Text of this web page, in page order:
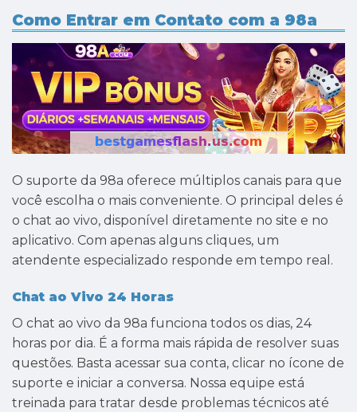
Como Entrar em Contato com a 98a
O suporte da 98a oferece múltiplos canais para que
você escolha o mais conveniente. O principal deles é
o chat ao vivo, disponível diretamente no site e no
aplicativo. Com apenas alguns cliques, um
atendente especializado responde em tempo real.
Chat ao Vivo 24 Horas
O chat ao vivo da 98a funciona todos os dias, 24
horas por dia. É a forma mais rápida de resolver suas
questões. Basta acessar sua conta, clicar no ícone de
suporte e iniciar a conversa. Nossa equipe está
treinada para tratar desde problemas técnicos até